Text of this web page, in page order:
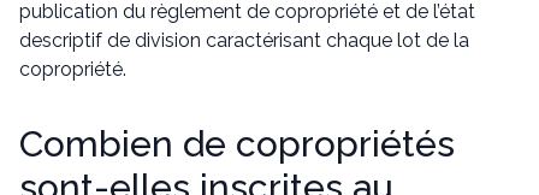
publication du règlement de copropriété et de l’état
descriptif de division caractérisant chaque lot de la
copropriété.
Combien de copropriétés